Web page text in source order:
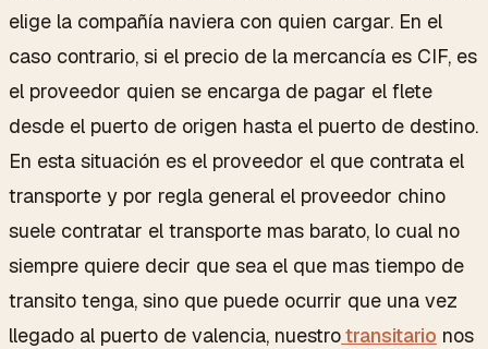
elige la compañía naviera con quien cargar. En el
caso contrario, si el precio de la mercancía es CIF, es
el proveedor quien se encarga de pagar el flete
desde el puerto de origen hasta el puerto de destino.
En esta situación es el proveedor el que contrata el
transporte y por regla general el proveedor chino
suele contratar el transporte mas barato, lo cual no
siempre quiere decir que sea el que mas tiempo de
transito tenga, sino que puede ocurrir que una vez
llegado al puerto de valencia, nuestrotransitario nos